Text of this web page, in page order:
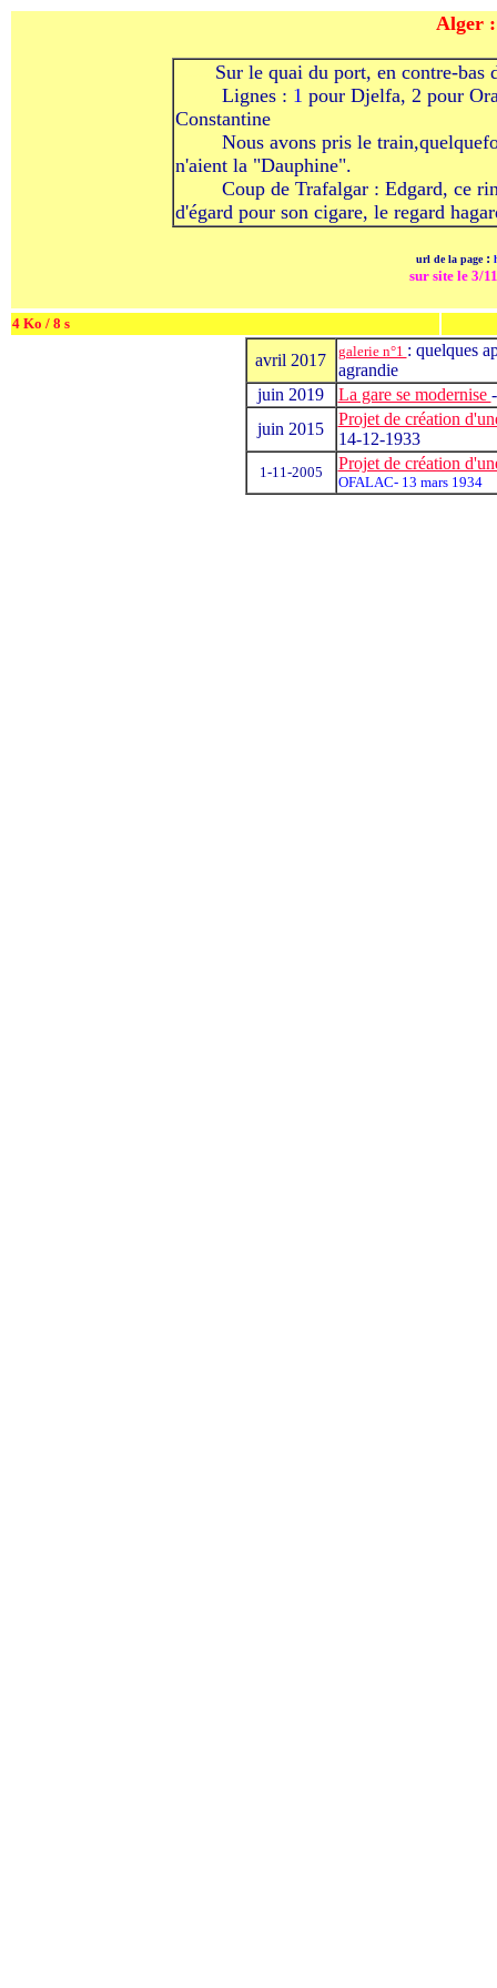
Alger
Sur le quai du port, en contre-bas
Lignes : 1 pour Djelfa, 2 pour
Constantine
Nous avons pris le
n'aient la "Dauphine".
Coup de Trafalgar : Edgard, ce
d'égard pour son cigare, le regard
url de la page:
sur site le 3/
4 Ko / 8 s
avril 2017 galerie n°1 : quelques
agrandie
juin 2019
La gare se modernise
juin 2015
Projet de création
14-12-1933
1-11-2005 Projet de création
OFALAC- 13 mars 1934